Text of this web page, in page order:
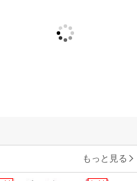
もっと見る